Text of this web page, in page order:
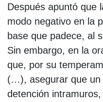
Después apuntó que
modo negativo en la
base que padece, al
Sin embargo, en la
que, por su
(…), asegurar que un
detención